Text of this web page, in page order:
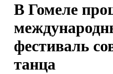
В Гомеле
фестиваль
танца